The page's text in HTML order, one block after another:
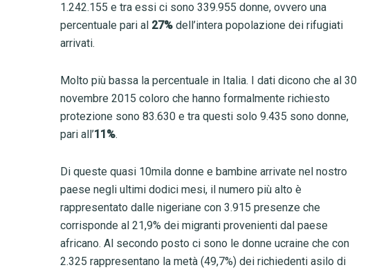
1.242.155 e tra essi ci sono 339.955 donne, ovvero una
percentuale pari al 27% dell’intera popolazione dei rifugiati
arrivati.
Molto più bassa la percentuale in Italia. I dati dicono che al 30
novembre 2015 coloro che hanno formalmente richiesto
protezione sono 83.630 e tra questi solo 9.435 sono donne,
pari all’11%.
Di queste quasi 10mila donne e bambine arrivate nel nostro
paese negli ultimi dodici mesi, il numero più alto è
rappresentato dalle nigeriane con 3.915 presenze che
corrisponde al 21,9% dei migranti provenienti dal paese
africano. Al secondo posto ci sono le donne ucraine che con
2.325 rappresentano la metà (49,7%) dei richiedenti asilo di